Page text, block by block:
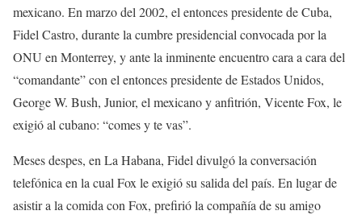
mexicano. En marzo del 2002, el entonces presidente de Cuba,
Fidel Castro, durante la cumbre presidencial convocada por la
ONU en Monterrey, y ante la inminente encuentro cara a cara del
“comandante” con el entonces presidente de Estados Unidos,
George W. Bush, Junior, el mexicano y anfitrión, Vicente Fox, le
exigió al cubano: “comes y te vas”.
Meses despes, en La Habana, Fidel divulgó la conversación
telefónica en la cual Fox le exigió su salida del país. En lugar de
asistir a la comida con Fox, prefirió la compañía de su amigo